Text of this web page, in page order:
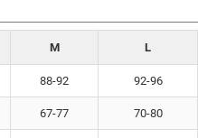
M L
88-92 92-96
67-77 70-80